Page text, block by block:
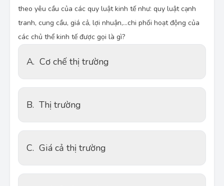
theo yêu cầu của các quy luật kinh tế như: quy luật cạnh
tranh, cung cầu, giá cả, lợi nhuận,...chi phối hoạt động của
các chủ thể kinh tế được gọi là gì?
A. Cơ chế thị trường
B. Thị trường
C. Giá cả thị trường